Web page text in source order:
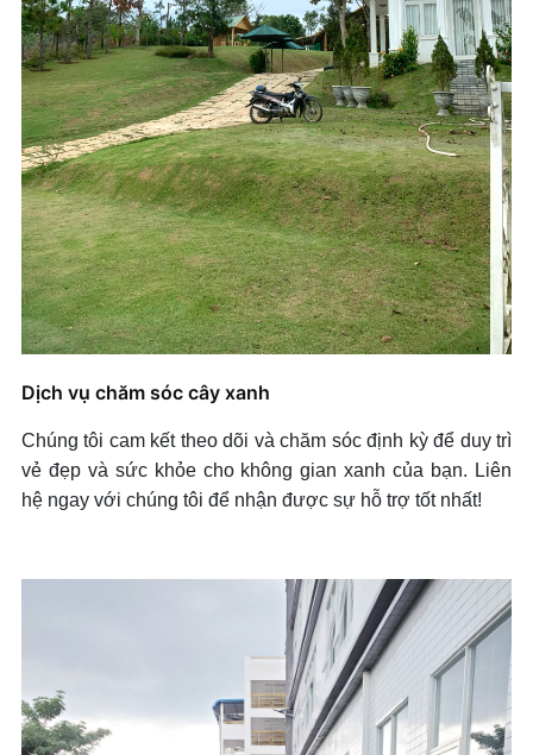
Dịch vụ chăm sóc cây xanh
Chúng tôi cam kết theo dõi và chăm sóc định kỳ để duy trì
vẻ đẹp và sức khỏe cho không gian xanh của bạn. Liên
hệ ngay với chúng tôi để nhận được sự hỗ trợ tốt nhất!